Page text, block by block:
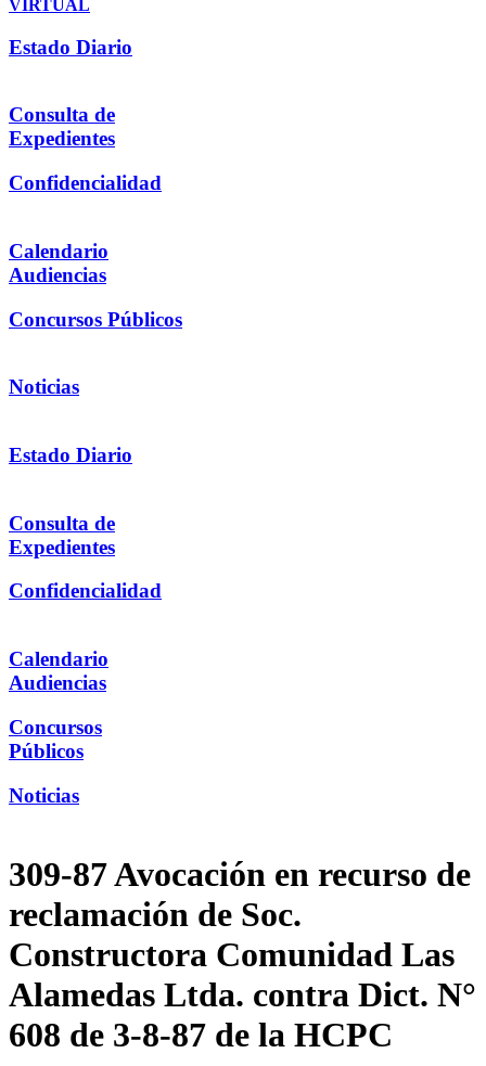
VIRTUAL
Estado Diario
Consulta de
Expedientes
Confidencialidad
Calendario
Audiencias
Concursos Públicos
Noticias
Estado Diario
Consulta de
Expedientes
Confidencialidad
Calendario
Audiencias
Concursos
Públicos
Noticias
309-87 Avocación en recurso de
reclamación de Soc.
Constructora Comunidad Las
Alamedas Ltda. contra Dict. N°
608 de 3-8-87 de la HCPC